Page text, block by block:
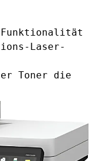
Laser-
Toner die